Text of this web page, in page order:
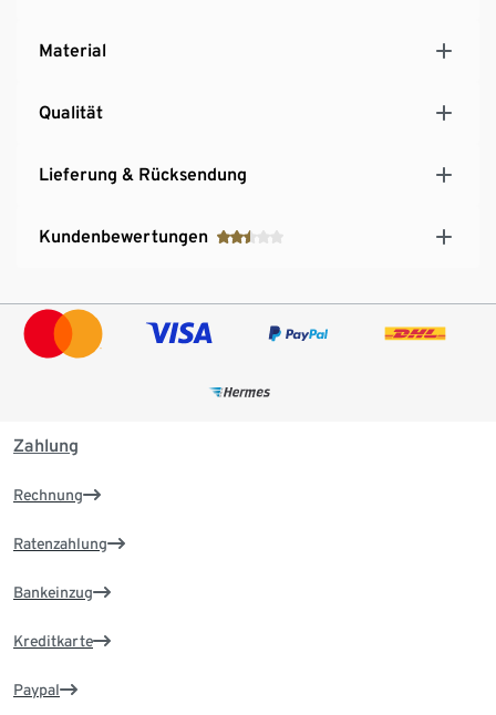
Material
Qualität
Lieferung & Rücksendung
Kundenbewertungen
Zahlung
Rechnung
Ratenzahlung
Bankeinzug
Kreditkarte
Paypal